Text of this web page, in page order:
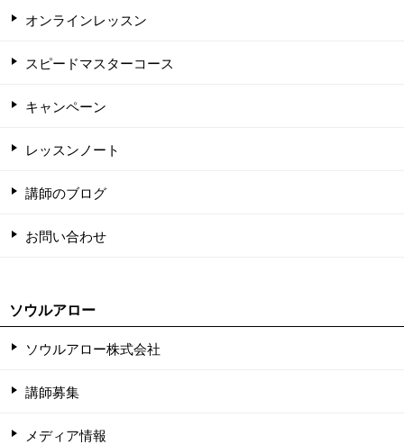
オンラインレッスン
スピードマスターコース
キャンペーン
レッスンノート
講師のブログ
お問い合わせ
ソウルアロー
ソウルアロー株式会社
講師募集
メディア情報